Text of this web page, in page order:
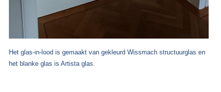
Het glas-in-lood is gemaakt van gekleurd Wissmach structuurglas en
het blanke glas is Artista glas.